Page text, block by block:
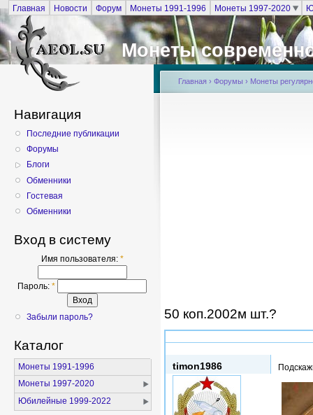
Главная Новости Форум Монеты 1991-1996 Монеты 1997-2020
Монеты
Навигация
Последние публикации
Форумы
Блоги
Обменники
Гостевая
Обменники
Вход в систему
Имя пользователя: *
Пароль: *
Забыли пароль?
Каталог
Монеты 1991-1996
Монеты 1997-2020
Юбилейные 1999-2022
Главная › Форумы › Монеты
50 коп.2002м шт.?
timon1986